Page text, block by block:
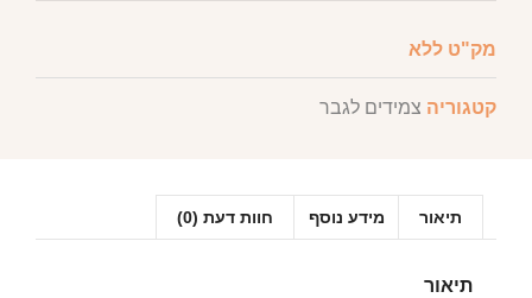
מק"ט ללא
קטגוריה צמידים לגבר
תיאור מידע נוסף חוות דעת (0)
תיאור